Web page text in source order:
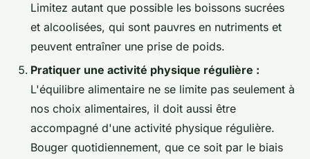
Limitez autant que possible les boissons sucrées
et alcoolisées, qui sont pauvres en nutriments et
peuvent entraîner une prise de poids.
Pratiquer une activité physique régulière :
L'équilibre alimentaire ne se limite pas seulement à
nos choix alimentaires, il doit aussi être
accompagné d'une activité physique régulière.
Bouger quotidiennement, que ce soit par le biais